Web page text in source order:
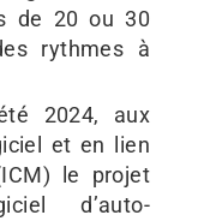
de 20 ou 30
rythmes à
2024, aux
et en lien
le projet
d’auto-